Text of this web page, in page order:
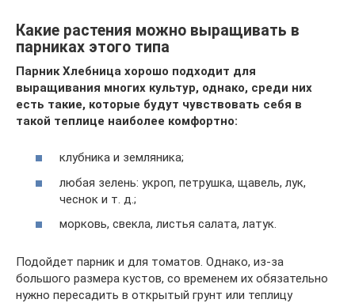
Какие растения можно выращивать в
парниках этого типа
Парник Хлебница хорошо подходит для
выращивания многих культур, однако, среди них
есть такие, которые будут чувствовать себя в
такой теплице наиболее комфортно:
клубника и земляника;
любая зелень: укроп, петрушка, щавель, лук,
чеснок и т. д.;
морковь, свекла, листья салата, латук.
Подойдет парник и для томатов. Однако, из-за
большого размера кустов, со временем их обязательно
нужно пересадить в открытый грунт или теплицу